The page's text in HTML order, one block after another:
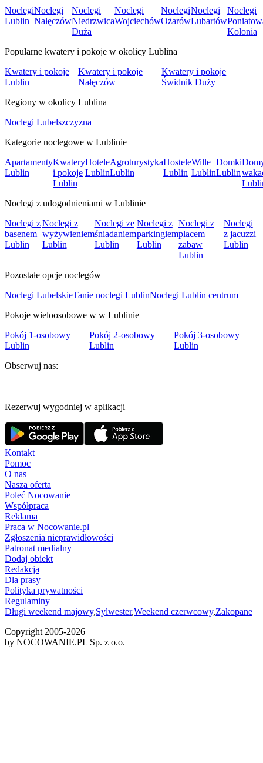
Noclegi
Lublin
Noclegi
Nałęczów
Noclegi
Niedrzwica
Duża
Noclegi
Wojciechów
Noclegi
Ożarów
Noclegi
Lubartów
Noclegi
Kolonia
Popularne kwatery i pokoje w okolicy Lublina
Kwatery i pokoje
Lublin
Kwatery i pokoje
Nałęczów
Kwatery i pokoje
Świdnik Duży
Regiony w okolicy Lublina
Noclegi Lubelszczyzna
Kategorie noclegowe w Lublinie
Apartamenty
Lublin
Kwatery
i pokoje
Lublin
Hotele
Lublin
Agroturystyka
Lublin
Hostele
Lublin
Wille
Lublin
Domki
Lublin
Noclegi z udogodnieniami w Lublinie
Noclegi z
basenem
Lublin
Noclegi z
wyżywieniem
Lublin
Noclegi ze
śniadaniem
Lublin
Noclegi z
parkingiem
Lublin
Noclegi z
placem
zabaw
Lublin
Noclegi
z jacuzzi
Lublin
Pozostałe opcje noclegów
Noclegi LubelskieTanie noclegi LublinNoclegi Lublin centrum
Pokoje wieloosobowe w w Lublinie
Pokój 1-osobowy
Lublin
Pokój 2-osobowy
Lublin
Pokój 3-osobowy
Lublin
Obserwuj nas:
Rezerwuj wygodniej w aplikacji
Kontakt
Pomoc
O nas
Nasza oferta
Poleć Nocowanie
Współpraca
Reklama
Praca w Nocowanie.pl
Zgłoszenia nieprawidłowości
Patronat medialny
Dodaj obiekt
Redakcja
Dla prasy
Polityka prywatności
Regulaminy
Długi weekend majowy,Sylwester,Weekend czerwcowy,Zakopane
Copyright 2005-2026
by NOCOWANIE.PL Sp. z o.o.